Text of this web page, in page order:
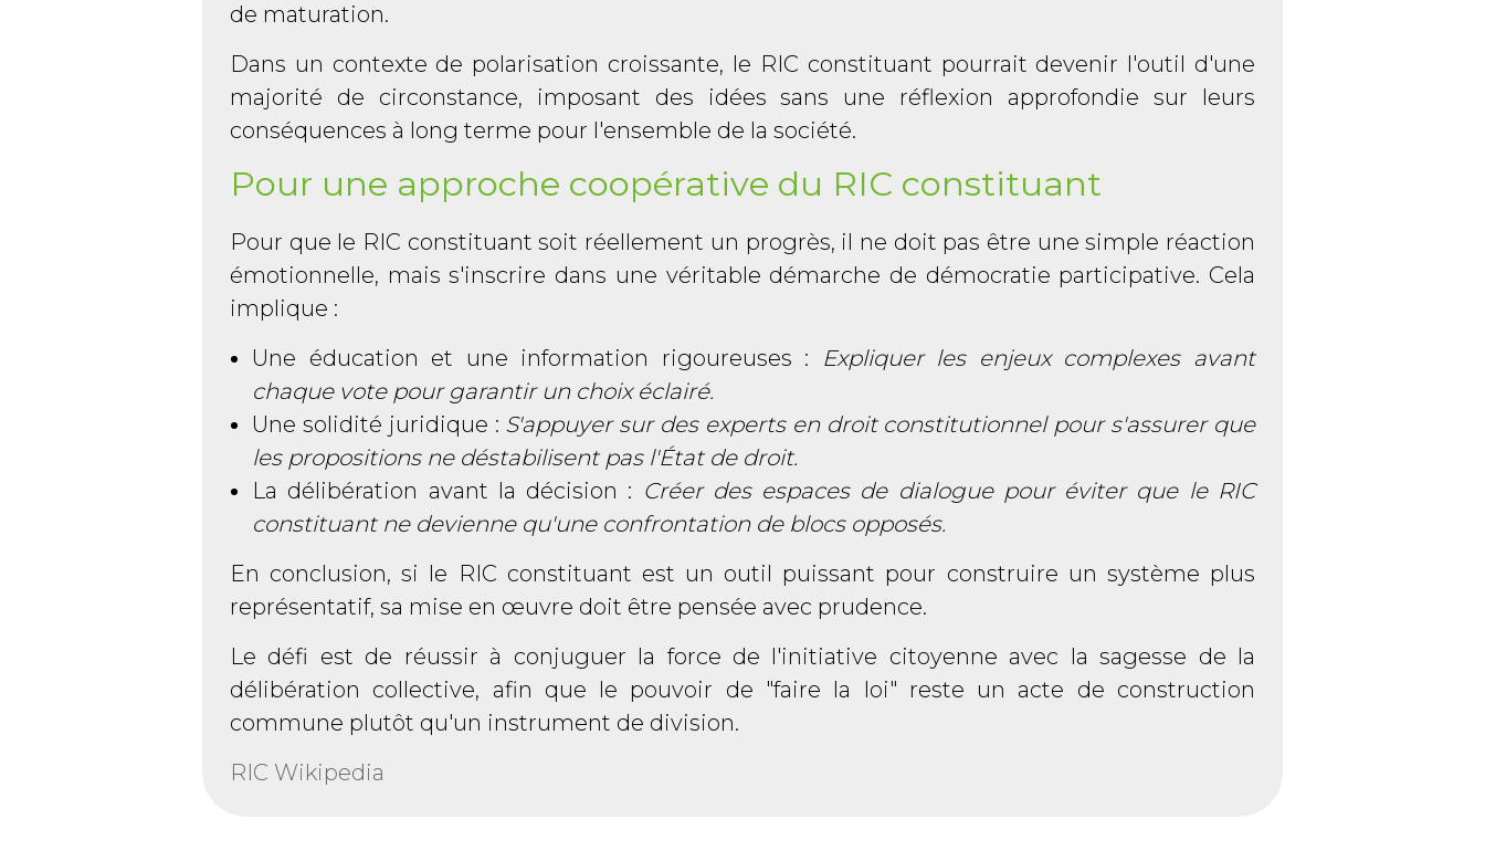
de maturation.
Dans un contexte de polarisation croissante, le RIC constituant pourrait devenir l'outil d'une
majorité de circonstance, imposant des idées sans une réflexion approfondie sur leurs
conséquences à long terme pour l'ensemble de la société.
Pour une approche coopérative du RIC constituant
Pour que le RIC constituant soit réellement un progrès, il ne doit pas être une simple réaction
émotionnelle, mais s'inscrire dans une véritable démarche de démocratie participative. Cela
implique :
Une éducation et une information rigoureuses : Expliquer les enjeux complexes avant
chaque vote pour garantir un choix éclairé.
Une solidité juridique : S'appuyer sur des experts en droit constitutionnel pour s'assurer que
les propositions ne déstabilisent pas l'État de droit.
La délibération avant la décision : Créer des espaces de dialogue pour éviter que le RIC
constituant ne devienne qu'une confrontation de blocs opposés.
En conclusion, si le RIC constituant est un outil puissant pour construire un système plus
représentatif, sa mise en œuvre doit être pensée avec prudence.
Le défi est de réussir à conjuguer la force de l'initiative citoyenne avec la sagesse de la
délibération collective, afin que le pouvoir de "faire la loi" reste un acte de construction
commune plutôt qu'un instrument de division.
RIC Wikipedia